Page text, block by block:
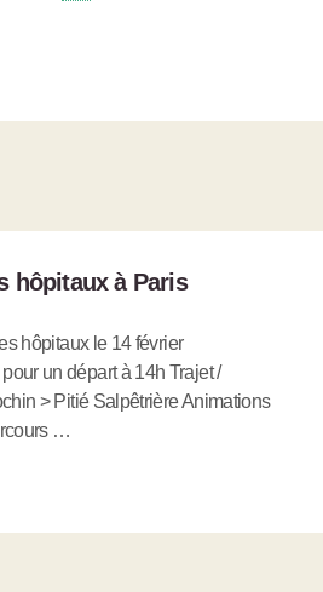
hôpitaux à Paris
hôpitaux le 14 février
un départ à 14h Trajet /
> Pitié Salpêtrière Animations
…